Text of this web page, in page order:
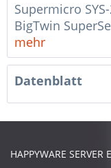
Supermicro
BigTwin
mehr
Datenblatt
HAPPYWARE SERVER